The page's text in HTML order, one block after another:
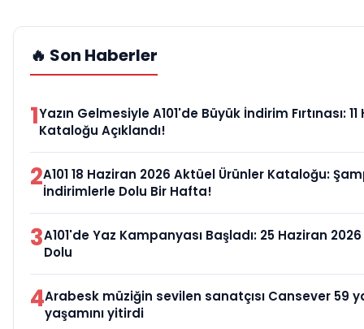
🔥 Son Haberler
1Yazın Gelmesiyle A101'de Büyük İndirim Fırtınası:
Kataloğu Açıklandı!
2A101 18 Haziran 2026 Aktüel Ürünler Kataloğu:
İndirimlerle Dolu Bir Hafta!
3A101'de Yaz Kampanyası Başladı: 25 Haziran
Dolu
4Arabesk müziğin sevilen sanatçısı Cansever 59
yaşamını yitirdi